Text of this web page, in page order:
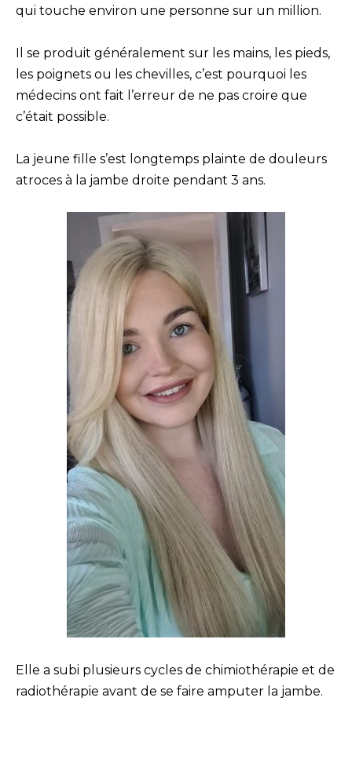
qui touche environ une personne sur un million.
Il se produit généralement sur les mains, les pieds,
les poignets ou les chevilles, c’est pourquoi les
médecins ont fait l’erreur de ne pas croire que
c’était possible.
La jeune fille s’est longtemps plainte de douleurs
atroces à la jambe droite pendant 3 ans.
Elle a subi plusieurs cycles de chimiothérapie et de
radiothérapie avant de se faire amputer la jambe.